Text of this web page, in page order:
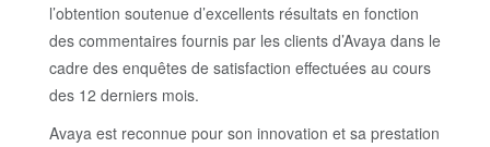
l’obtention soutenue d’excellents résultats en fonction
des commentaires fournis par les clients d’Avaya dans le
cadre des enquêtes de satisfaction effectuées au cours
des 12 derniers mois.
Avaya est reconnue pour son innovation et sa prestation